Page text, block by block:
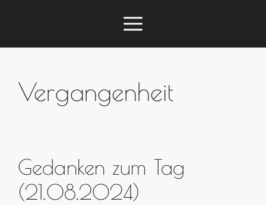
springen
Menü
Vergangenheit
Gedanken zum Tag
(21.08.2024)